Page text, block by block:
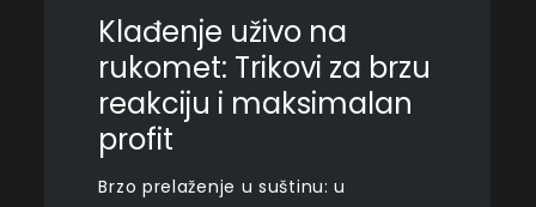
Klađenje uživo na
rukomet: Trikovi za brzu
reakciju i maksimalan
profit
Brzo prelaženje u suštinu: u